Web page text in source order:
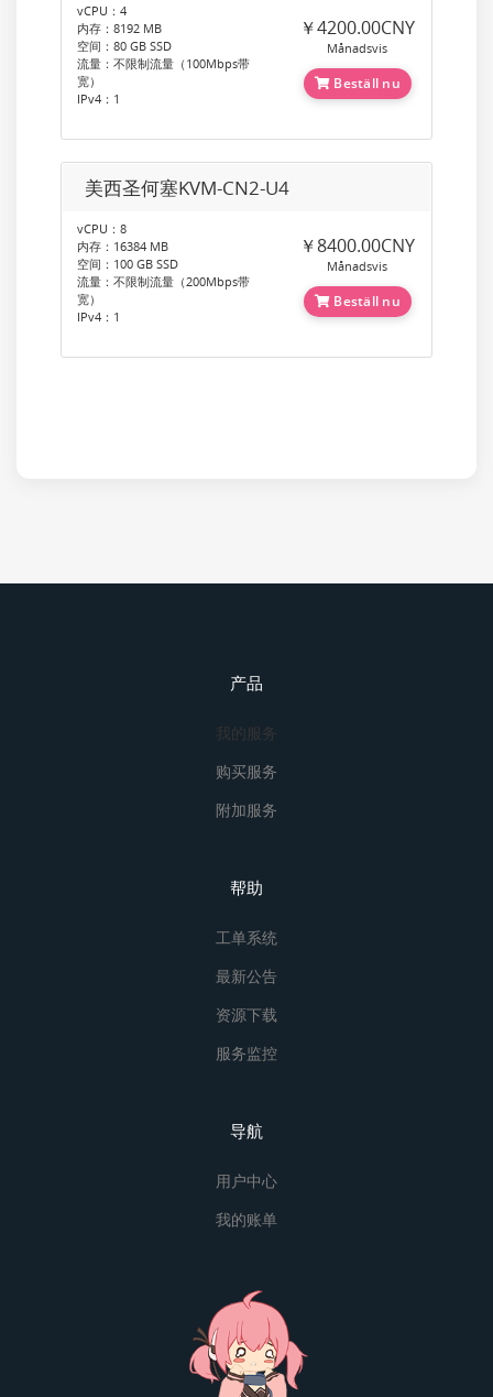
vCPU：4
内存：8192 MB
空间：80 GB SSD
流量：不限制流量（100Mbps带
宽）
IPv4：1
￥4200.00CNY
Månadsvis
Beställ nu
美西圣何塞KVM-CN2-U4
vCPU：8
内存：16384 MB
空间：100 GB SSD
流量：不限制流量（200Mbps带
宽）
IPv4：1
￥8400.00CNY
Månadsvis
Beställ nu
产品
我的服务
购买服务
附加服务
帮助
工单系统
最新公告
资源下载
服务监控
导航
用户中心
我的账单